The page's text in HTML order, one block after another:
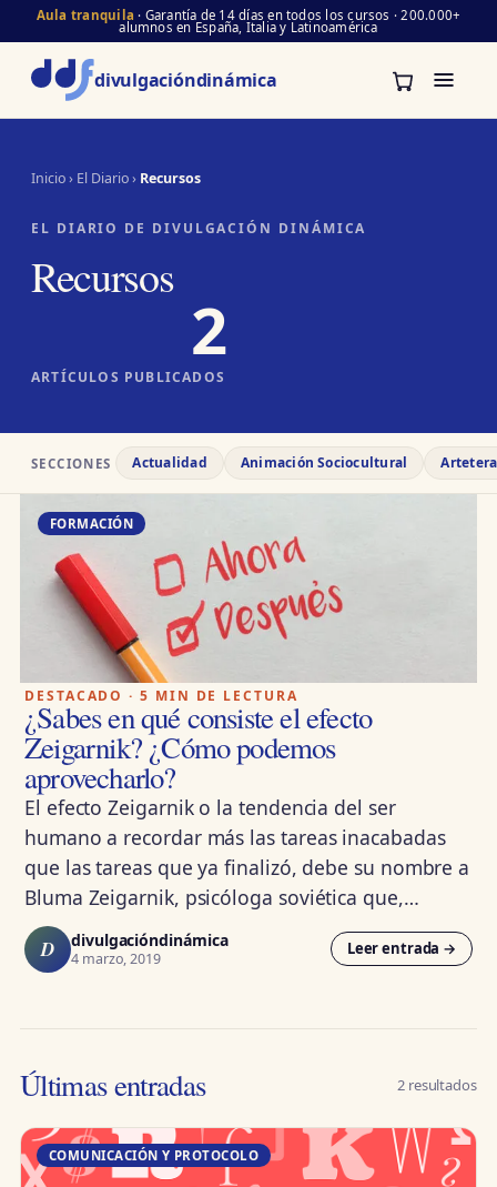
Aula tranquila · Garantía de 14 días en todos los cursos · 200.000+
alumnos en España, Italia y Latinoamérica
divulgacióndinámica
Inicio› El Diario› Recursos
EL DIARIO DE DIVULGACIÓN DINÁMICA
Recursos
2
ARTÍCULOS PUBLICADOS
SECCIONES Actualidad Animación Sociocultural
FORMACIÓN
DESTACADO · 5 MIN DE LECTURA
¿Sabes en qué consiste el efecto
Zeigarnik? ¿Cómo podemos
aprovecharlo?
El efecto Zeigarnik o la tendencia del ser
humano a recordar más las tareas inacabadas
que las tareas que ya finalizó, debe su nombre a
Bluma Zeigarnik, psicóloga soviética que,…
D
divulgacióndinámica
4 marzo, 2019 Leer entrada →
Últimas entradas 2 resultados
COMUNICACIÓN Y PROTOCOLO